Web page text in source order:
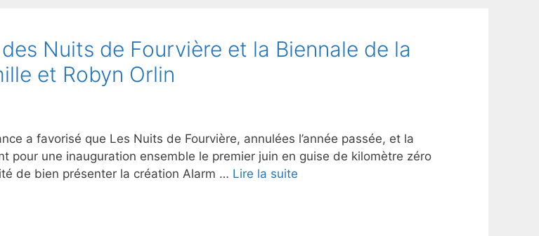
Nuits de Fourvière et la Biennale de la
et Robyn Orlin
a favorisé que Les Nuits de Fourvière, annulées l’année passée, et la
pour une inauguration ensemble le premier juin en guise de kilomètre zéro
de bien présenter la création Alarm … Lire la suite